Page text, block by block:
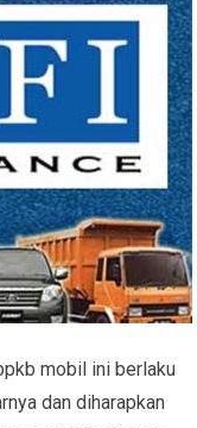
mobil ini berlaku
dan diharapkan